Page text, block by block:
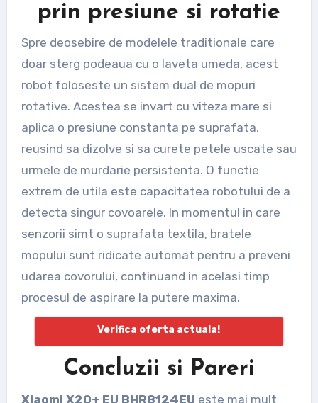
prin presiune si rotatie
Spre deosebire de modelele traditionale care
doar sterg podeaua cu o laveta umeda, acest
robot foloseste un sistem dual de mopuri
rotative. Acestea se invart cu viteza mare si
aplica o presiune constanta pe suprafata,
reusind sa dizolve si sa curete petele uscate sau
urmele de murdarie persistenta. O functie
extrem de utila este capacitatea robotului de a
detecta singur covoarele. In momentul in care
senzorii simt o suprafata textila, bratele
mopului sunt ridicate automat pentru a preveni
udarea covorului, continuand in acelasi timp
procesul de aspirare la putere maxima.
Verifica oferta actuala!
Concluzii si Pareri
Xiaomi X20+ EU BHR8124EU este mai mult